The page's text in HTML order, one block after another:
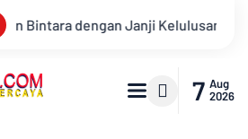
Alirkan Kepedulian, Sinsen Gelar
7 Aug
2026